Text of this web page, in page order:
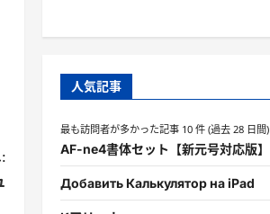
人気記事
最も訪問者が多かった記事 10 件 (過去 28 日間)
AF-ne4書体セット【新元号対応版】
Добавить Калькулятор на iPad